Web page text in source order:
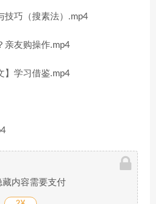
技巧（搜素法）.mp4
亲友购操作.mp4
】学习借鉴.mp4
藏内容需要支付